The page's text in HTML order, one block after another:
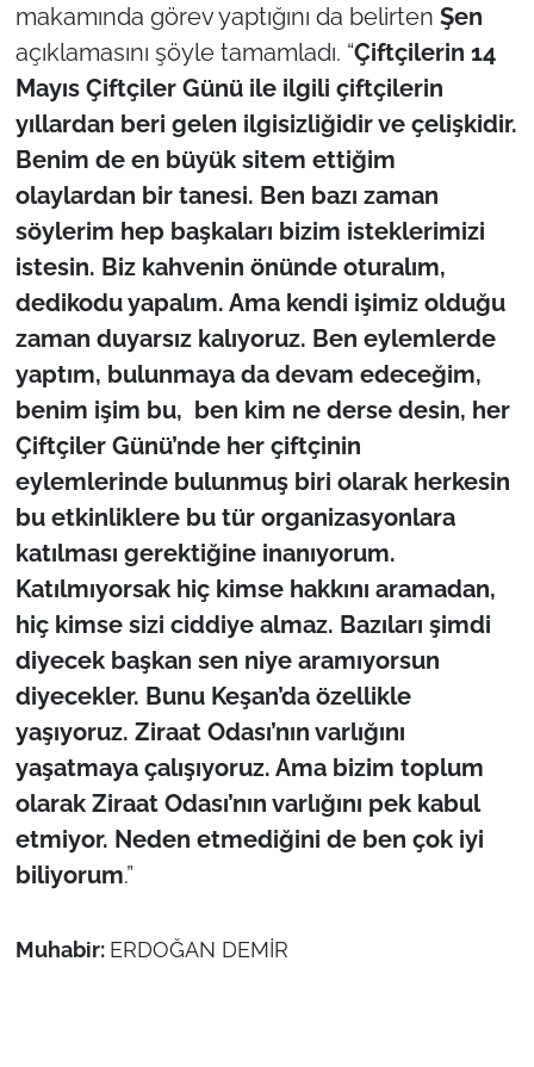
makamında görev yaptığını da belirten Şen
açıklamasını şöyle tamamladı. “Çiftçilerin 14
Mayıs Çiftçiler Günü ile ilgili çiftçilerin
yıllardan beri gelen ilgisizliğidir ve çelişkidir.
Benim de en büyük sitem ettiğim
olaylardan bir tanesi. Ben bazı zaman
söylerim hep başkaları bizim isteklerimizi
istesin. Biz kahvenin önünde oturalım,
dedikodu yapalım. Ama kendi işimiz olduğu
zaman duyarsız kalıyoruz. Ben eylemlerde
yaptım, bulunmaya da devam edeceğim,
benim işim bu, ben kim ne derse desin, her
Çiftçiler Günü’nde her çiftçinin
eylemlerinde bulunmuş biri olarak herkesin
bu etkinliklere bu tür organizasyonlara
katılması gerektiğine inanıyorum.
Katılmıyorsak hiç kimse hakkını aramadan,
hiç kimse sizi ciddiye almaz. Bazıları şimdi
diyecek başkan sen niye aramıyorsun
diyecekler. Bunu Keşan’da özellikle
yaşıyoruz. Ziraat Odası’nın varlığını
yaşatmaya çalışıyoruz. Ama bizim toplum
olarak Ziraat Odası’nın varlığını pek kabul
etmiyor. Neden etmediğini de ben çok iyi
biliyorum.”
Muhabir: ERDOĞAN DEMİR